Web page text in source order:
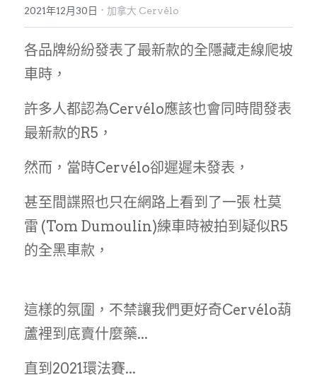
Cannondale
Lapierre
MASI
FARA
MERIDA 美利達
DARE
HASA
KHS 功學社
賣場首頁
Cervélo
人身部品
零件
工具、油品
登錄/註冊
搜索
02-2656-2246
andy851012@ymail.com
2021年12月30日 · 加拿大 Cervélo
各品牌紛紛發表了最新款的全隱藏走線爬坡
車時，
許多人都認為Cervélo應該也會同時間發表
最新款的R5，
然而，當時Cervélo卻遲遲未發表，
甚至間諜照也只在網路上看到了一張 杜莫
雷 (Tom Dumoulin)練車時被拍到疑似R5
的全黑車款，
這樣的氛圍，不禁讓我們更好奇Cervélo葫
蘆裡到底賣什麼藥...
直到2021環法賽...